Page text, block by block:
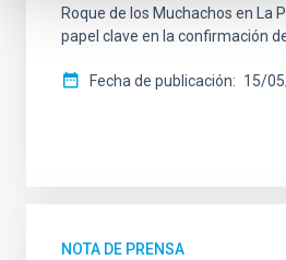
Roque de los Muchachos en La
papel clave en la confirmación
Fecha de publicación 15/
NOTA DE PRENSA